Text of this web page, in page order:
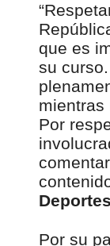
que es
su
mientras
Por
Por su